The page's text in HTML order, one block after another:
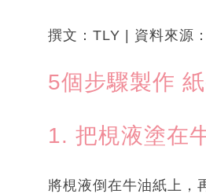
撰文：TLY | 資料來源：
5個步驟製作
1. 把梘液塗在
將梘液倒在牛油紙上，